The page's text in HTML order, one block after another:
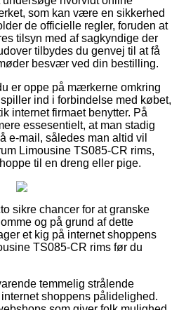
som kan være en sikkerhed
de officielle regler, foruden at
tilsyn med af sagkyndige der
tilbydes du genvej til at få
besvær ved din bestilling.
er oppe på mærkerne omkring
ind i forbindelse med købet,
internet firmaet benytter. På
essesentielt, at man stadig
e-mail, således man altid vil
Limousine TS085-CR rims,
til en dreng eller pige.
sikre chancer for at granske
og på grund af dette
et kig på internet shoppens
TS085-CR rims før du
temmelig strålende
shoppens pålidelighed.